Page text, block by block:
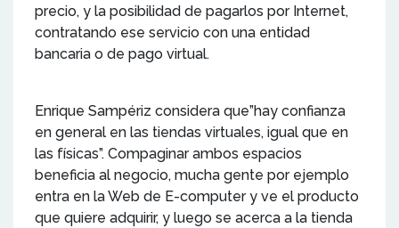
precio, y la posibilidad de pagarlos por Internet,
contratando ese servicio con una entidad
bancaria o de pago virtual.
Enrique Sampériz considera que”hay confianza
en general en las tiendas virtuales, igual que en
las físicas”. Compaginar ambos espacios
beneficia al negocio, mucha gente por ejemplo
entra en la Web de E-computer y ve el producto
que quiere adquirir, y luego se acerca a la tienda